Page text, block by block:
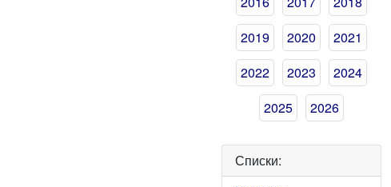
2019
2020
2021
2022
2023
2024
2025
2026
Списки: